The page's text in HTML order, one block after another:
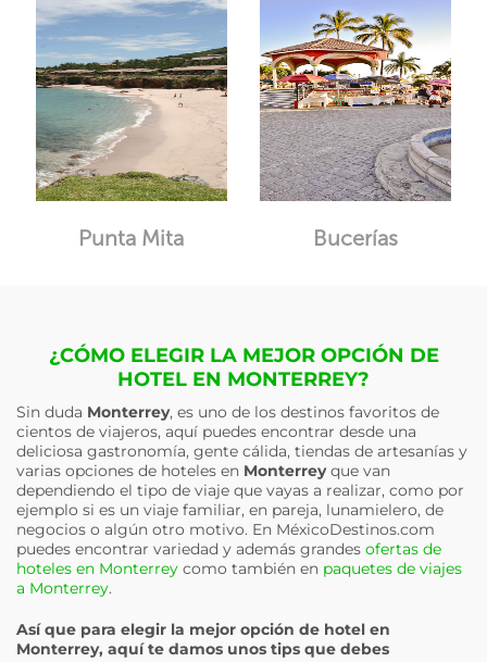
Punta Mita Bucerías
¿CÓMO ELEGIR LA MEJOR OPCIÓN DE
HOTEL EN MONTERREY?
Sin duda Monterrey, es uno de los destinos favoritos de
cientos de viajeros, aquí puedes encontrar desde una
deliciosa gastronomía, gente cálida, tiendas de artesanías y
varias opciones de hoteles en Monterreyque van
dependiendo el tipo de viaje que vayas a realizar, como por
ejemplo si es un viaje familiar, en pareja, lunamielero, de
negocios o algún otro motivo. En MéxicoDestinos.com
puedes encontrar variedad y además grandes ofertas de
hoteles en Monterrey como también en paquetes de viajes
a Monterrey.
Así que para elegir la mejor opción de hotel en
Monterrey, aquí te damos unos tips que debes